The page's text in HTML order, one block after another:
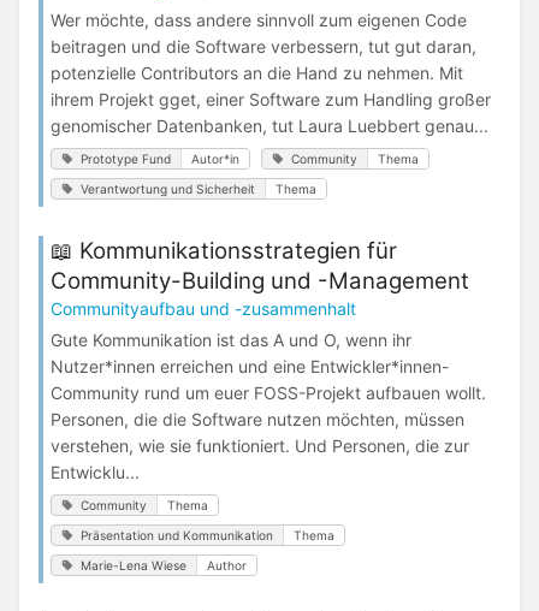
Wer möchte, dass andere sinnvoll zum eigenen Code
beitragen und die Software verbessern, tut gut daran,
potenzielle Contributors an die Hand zu nehmen. Mit
ihrem Projekt gget, einer Software zum Handling großer
genomischer Datenbanken, tut Laura Luebbert genau...
Prototype Fund Autor*in Community Thema
Verantwortung und Sicherheit Thema
📖 Kommunikationsstrategien für
Community-Building und -Management
Communityaufbau und -zusammenhalt
Gute Kommunikation ist das A und O, wenn ihr
Nutzer*innen erreichen und eine Entwickler*innen-
Community rund um euer FOSS-Projekt aufbauen wollt.
Personen, die die Software nutzen möchten, müssen
verstehen, wie sie funktioniert. Und Personen, die zur
Entwicklu...
Community Thema
Präsentation und Kommunikation Thema
Marie-Lena Wiese Author